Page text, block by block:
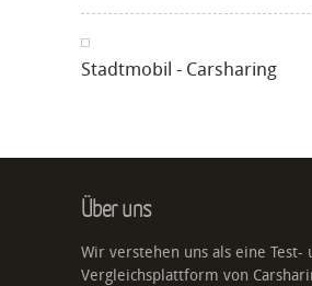
Stadtmobil - Carsharing
Über uns
Wir verstehen uns als eine Test-
Vergleichsplattform von